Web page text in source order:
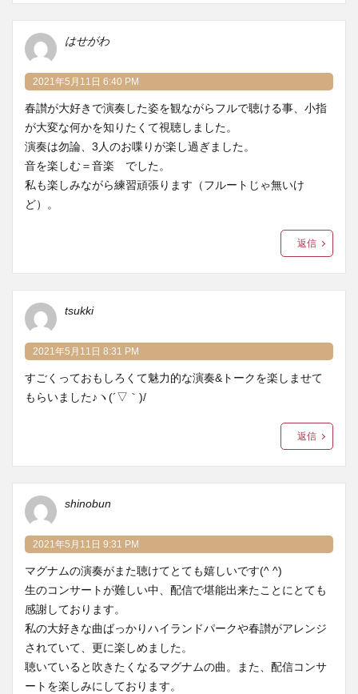
はせがわ
2021年5月11日 6:40 PM
春讃が大好きで演奏した姿を観ながらフルで聴ける事、小指
が大変な何かを知りたくて視聴しました。
演奏は勿論、3人のお喋りが楽し過ぎました。
音を楽しむ＝音楽 でした。
私も楽しみながら練習頑張ります（フルートじゃ無いけ
ど）。
返信
tsukki
2021年5月11日 8:31 PM
すごくっておもしろくて魅力的な演奏&トークを楽しませて
もらいました♪ヽ(´▽｀)/
返信
shinobun
2021年5月11日 9:31 PM
マグナムの演奏がまた聴けてとても嬉しいです(^ ^)
生のコンサートが難しい中、配信で堪能出来たことにとても
感謝しております。
私の大好きな曲ばっかりハイランドパークや春讃がアレンジ
されていて、更に楽しめました。
聴いていると吹きたくなるマグナムの曲。また、配信コンサ
ートを楽しみにしております。